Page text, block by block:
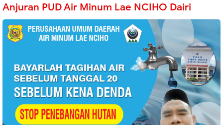
Anjuran PUD Air Minum Lae NCIHO Dairi